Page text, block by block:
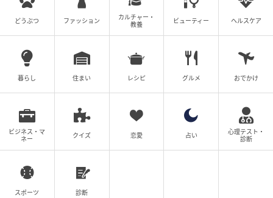
星のや竹富島 客室
料理だけでなく、島の時間や風景をも感じる食体験。
この地でしか味わえない春のガストロノミーを、ゆっ
たりと堪能したい。
どうぶつ ファッション
カルチャー・
教養
ビューティー ヘルスケア
暮らし 住まい レシピ グルメ おでかけ
ビジネス・マ
ネー
クイズ 恋愛 占い
心理テスト・
診断
スポーツ 診断